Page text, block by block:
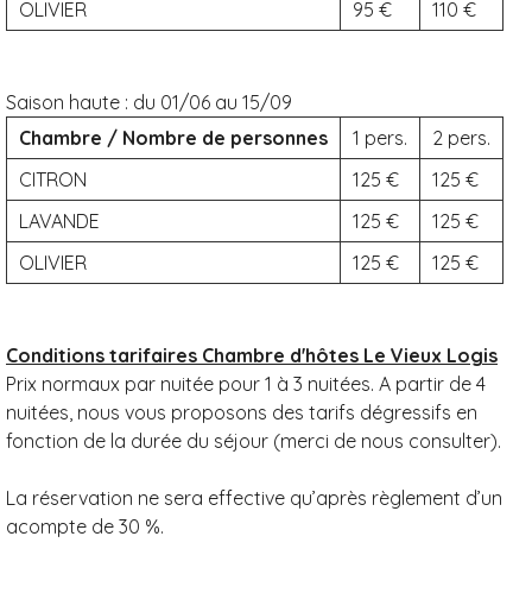
OLIVIER
95 110
Saison haute : du 01/06 au 15/09
Chambre / Nombre de personnes
1 pers.
2 pers.
CITRON
125
125
LAVANDE
125
125
OLIVIER
125 125
Conditions tarifaires Chambre d'hôtes Le Vieux Logis
Prix normaux par nuitée pour 1 à 3 nuitées. A partir de 4
nuitées, nous vous proposons des tarifs dégressifs en
fonction de la durée du séjour (merci de nous consulter).
La réservation ne sera effective qu’après règlement d’un
acompte de 30 %.